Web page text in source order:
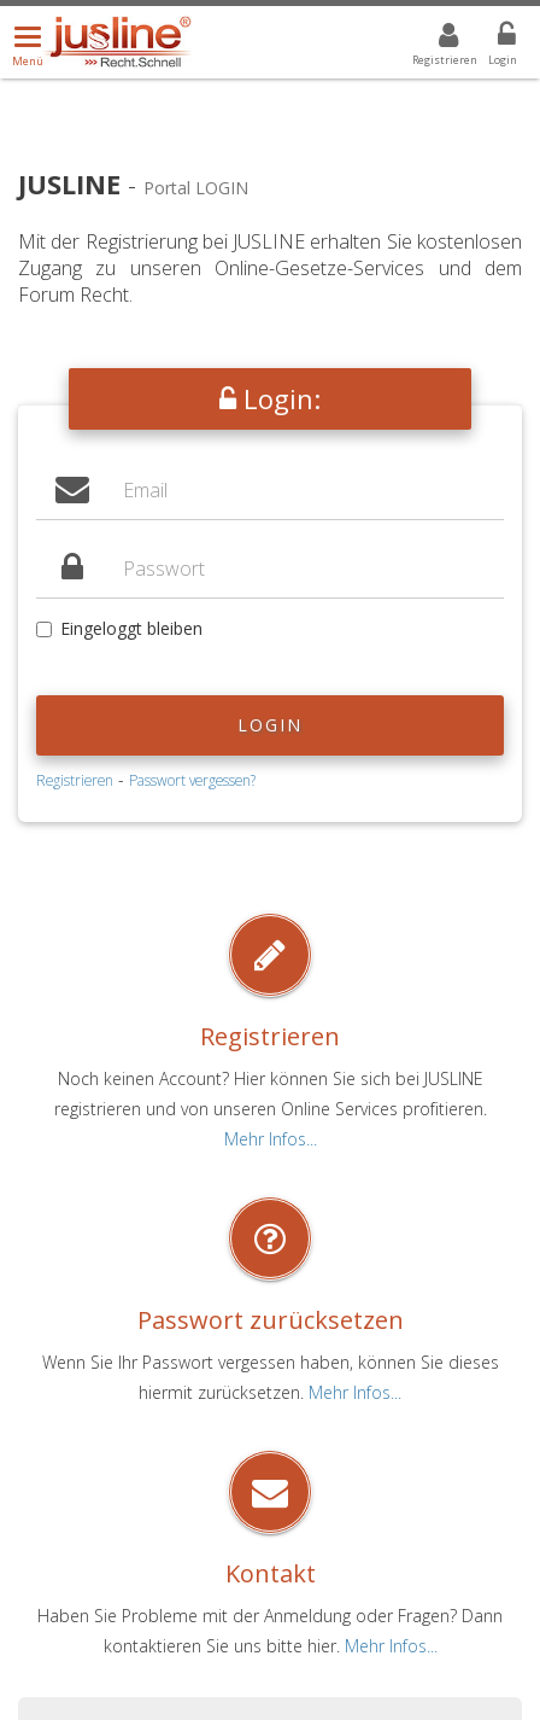
Registrieren Login
Menü
öffnen/schließen
Menü
ALLE DROPDOWN: GEWÄHLTER WERT IST ALLE
JUSLINE - Portal LOGIN
Mit der Registrierung bei JUSLINE erhalten Sie kostenlosen
Zugang zu unseren Online-Gesetze-Services und dem
Forum Recht.
Login:
Eingeloggt bleiben
LOGIN
Registrieren - Passwort vergessen?
Registrieren
Noch keinen Account? Hier können Sie sich bei JUSLINE
registrieren und von unseren Online Services profitieren.
Mehr Infos...
Passwort zurücksetzen
Wenn Sie Ihr Passwort vergessen haben, können Sie dieses
hiermit zurücksetzen. Mehr Infos...
Kontakt
Haben Sie Probleme mit der Anmeldung oder Fragen? Dann
kontaktieren Sie uns bitte hier. Mehr Infos...